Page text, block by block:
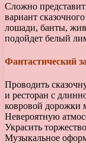
Сложно
вариант
лошади, банты,
подойдет белый
Фантастический
Проводить
и ресторан с
ковровой дорожки
Невероятную
Украсить
Музыкальное